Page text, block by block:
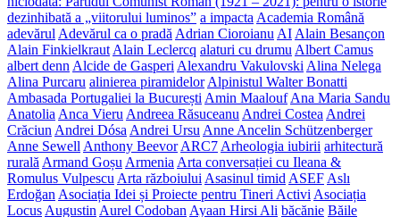
dezinhibată a „viitorului luminos” a impacta Academia Română
adevărul Adevărul ca o pradă Adrian Cioroianu AI Alain Besançon
Alain Finkielkraut Alain Leclercq alaturi cu drumu Albert Camus
albert denn Alcide de Gasperi Alexandru Vakulovski Alina Nelega
Alina Purcaru alinierea piramidelor Alpinistul Walter Bonatti
Ambasada Portugaliei la București Amin Maalouf Ana Maria Sandu
Anatolia Anca Vieru Andreea Răsuceanu Andrei Costea Andrei
Crăciun Andrei Dósa Andrei Ursu Anne Ancelin Schützenberger
Anne Sewell Anthony Beevor ARC7 Arheologia iubirii arhitectură
rurală Armand Goșu Armenia Arta conversației cu Ileana &
Romulus Vulpescu Arta războiului Asasinul timid ASEF Aslı
Erdoğan Asociația Idei și Proiecte pentru Tineri Activi Asociația
Locus Augustin Aurel Codoban Ayaan Hirsi Ali băcănie Băile